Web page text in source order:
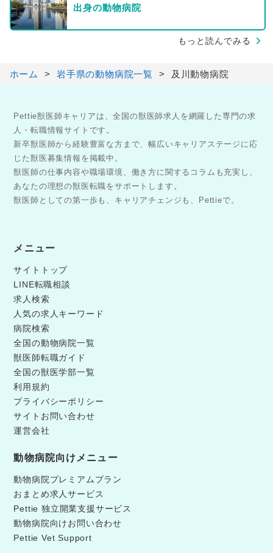
出身の動物病院
もっと読んでみる
ホーム 岩手県の動物病院一覧 及川動物病院
Pettie獣医師キャリアは、全国の獣医師求人を網羅した専門の求
人・転職情報サイトです。
新卒獣医師から経験豊富な方まで、幅広いキャリアステージに応
じた獣医募集情報を掲載中。
獣医師の仕事内容や職場環境、働き方に関するコラムも充実し、
あなたの理想の獣医転職をサポートします。
獣医師としての第一歩も、キャリアチェンジも、Pettieで。
メニュー
サイトトップ
LINE転職相談
求人検索
人気の求人キーワード
病院検索
全国の動物病院一覧
獣医師転職ガイド
全国の獣医学部一覧
利用規約
プライバシーポリシー
サイトお問い合わせ
運営会社
動物病院向けメニュー
動物病院プレミアムプラン
おまとめ求人サービス
Pettie 独立開業支援サービス
動物病院向けお問い合わせ
Pettie Vet Support